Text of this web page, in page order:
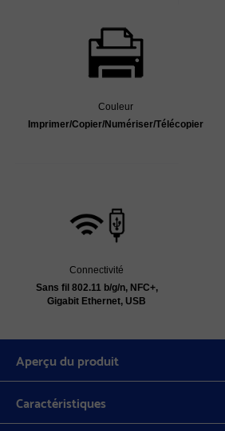
Couleur
Imprimer/Copier/Numériser/Télécopier
Connectivité
Sans fil 802.11 b/g/n, NFC+,
Gigabit Ethernet, USB
Aperçu du produit
Caractéristiques